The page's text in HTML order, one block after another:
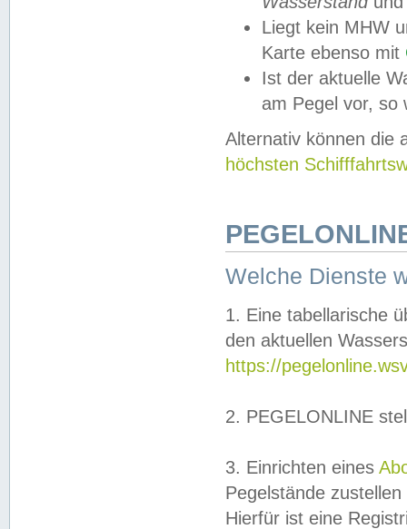
Liegt kein MHW
Karte ebenso mit
Ist der aktuelle
am Pegel vor,
Alternativ können die
höchsten
Welche Dienste
1. Eine tabellarische
den aktuellen
https://
2. PEGELONLINE
3. Einrichten eines
Pegelstände
Hierfür ist eine